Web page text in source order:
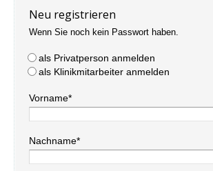
Neu registrieren
Wenn Sie noch kein Passwort haben.
als Privatperson anmelden
als Klinikmitarbeiter anmelden
Vorname*
Nachname*